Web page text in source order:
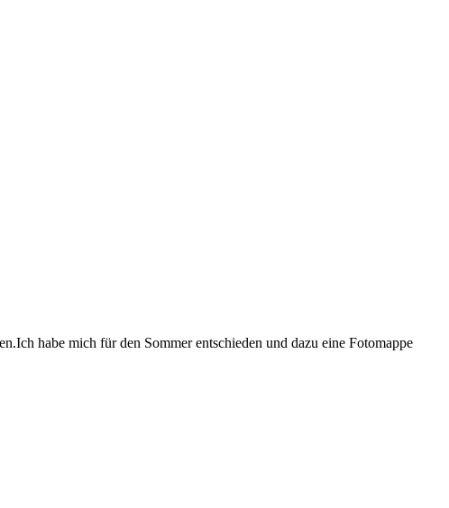
habe mich für den Sommer entschieden und dazu eine Fotomappe